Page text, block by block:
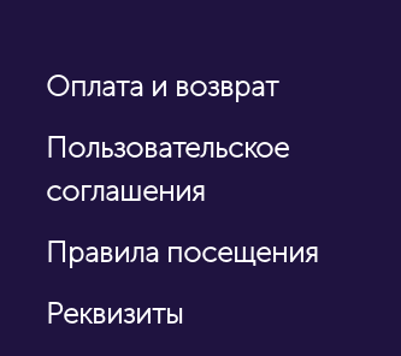
Оплата и возврат
Пользовательское
соглашения
Правила посещения
Реквизиты